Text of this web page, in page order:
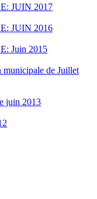
JUIN 2017
JUIN 2016
Juin 2015
de Juillet
juin 2013